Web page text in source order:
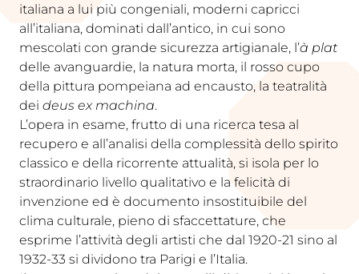
italiana a lui più congeniali, moderni capricci
all’italiana, dominati dall’antico, in cui sono
mescolati con grande sicurezza artigianale, l’à plat
delle avanguardie, la natura morta, il rosso cupo
della pittura pompeiana ad encausto, la teatralità
dei deus ex machina.
L’opera in esame, frutto di una ricerca tesa al
recupero e all’analisi della complessità dello spirito
classico e della ricorrente attualità, si isola per lo
straordinario livello qualitativo e la felicità di
invenzione ed è documento insostituibile del
clima culturale, pieno di sfaccettature, che
esprime l’attività degli artisti che dal 1920-21 sino al
1932-33 si dividono tra Parigi e l’Italia.